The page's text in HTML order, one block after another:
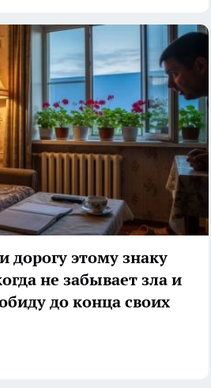
дорогу этому знаку
не забывает зла и
до конца своих